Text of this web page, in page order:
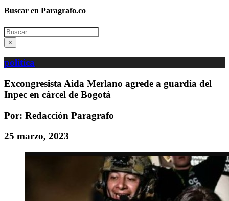
Buscar en Paragrafo.co
Search
×
política
Excongresista Aida Merlano agrede a guardia del
Inpec en cárcel de Bogotá
Por: Redacción Paragrafo
25 marzo, 2023